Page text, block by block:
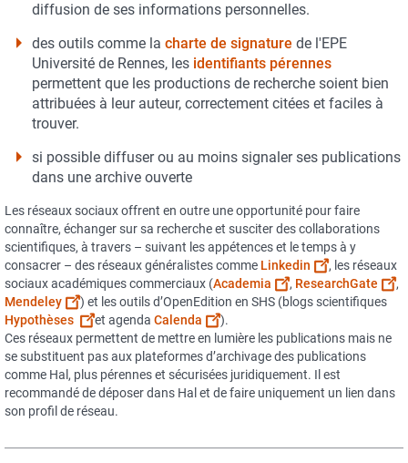
diffusion de ses informations personnelles.
des outils comme la charte de signature de l'EPE
Université de Rennes, les identifiants pérennes
permettent que les productions de recherche soient bien
attribuées à leur auteur, correctement citées et faciles à
trouver.
si possible diffuser ou au moins signaler ses publications
dans une archive ouverte
Les réseaux sociaux offrent en outre une opportunité pour faire
connaître, échanger sur sa recherche et susciter des collaborations
scientifiques, à travers – suivant les appétences et le temps à y
consacrer – des réseaux généralistes comme Linkedin
, les réseaux
sociaux académiques commerciaux (Academia , ResearchGate
,
Mendeley
) et les outils d’OpenEdition en SHS (blogs scientifiques
Hypothèses
et agenda Calenda
).
Ces réseaux permettent de mettre en lumière les publications mais ne
se substituent pas aux plateformes d’archivage des publications
comme Hal, plus pérennes et sécurisées juridiquement. Il est
recommandé de déposer dans Hal et de faire uniquement un lien dans
son profil de réseau.